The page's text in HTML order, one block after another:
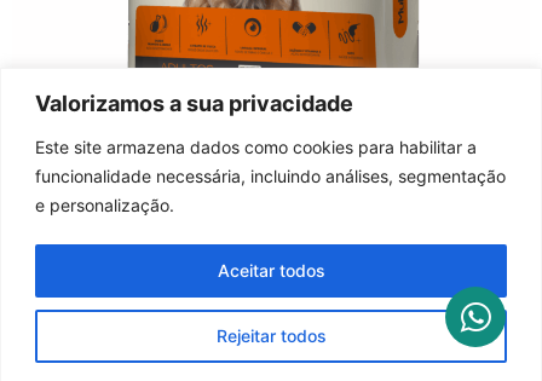
Valorizamos a sua privacidade
Este site armazena dados como cookies para habilitar a
funcionalidade necessária, incluindo análises, segmentação
e personalização.
Rejeitar todos
Aceitar todos
Saúde, Sabor e Vitalidade para o Seu Cão Adulto!
Descubra o cuidado ideal para o seu cão adulto com
MultiStar Premium Especial Mini Bits. Formulada com
seu amigo de quatro patas. Com um foco especial na
saúde digestiva, pele macia […]